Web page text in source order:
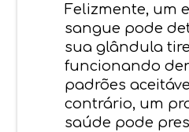
Felizmente, um
sangue pode
sua glândula
funcionando
padrões
contrário, um
saúde pode